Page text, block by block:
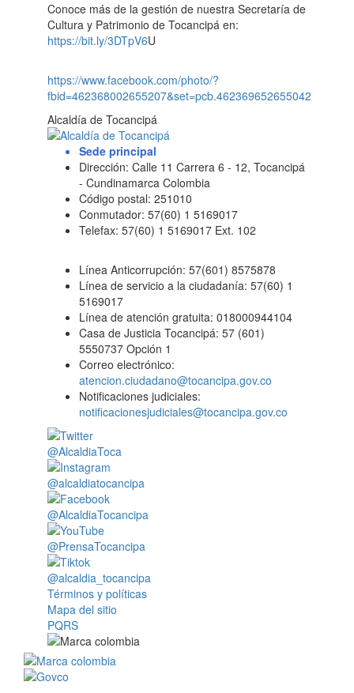
Conoce más de la gestión de nuestra Secretaría de
Cultura y Patrimonio de Tocancipá en:
https://bit.ly/3DTpV6U
https://www.facebook.com/photo/?
fbid=462368002655207&set=pcb.462369652655042
Alcaldía de Tocancipá
Sede principal
Dirección: Calle 11 Carrera 6 - 12, Tocancipá
- Cundinamarca Colombia
Código postal: 251010
Conmutador: 57(60) 1 5169017
Telefax: 57(60) 1 5169017 Ext. 102
Línea Anticorrupción: 57(601) 8575878
Línea de servicio a la ciudadanía: 57(60) 1
5169017
Línea de atención gratuita: 018000944104
Casa de Justicia Tocancipá: 57 (601)
5550737 Opción 1
Correo electrónico:
atencion.ciudadano@tocancipa.gov.co
Notificaciones judiciales:
notificacionesjudiciales@tocancipa.gov.co
@AlcaldiaToca
@alcaldiatocancipa
@AlcaldiaTocancipa
@PrensaTocancipa
@alcaldia_tocancipa
Términos y políticas
Mapa del sitio
PQRS